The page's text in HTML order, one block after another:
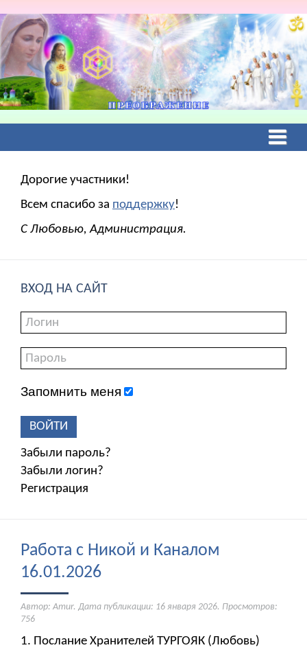
Дорогие участники!
Всем спасибо за поддержку!
С Любовью, Администрация.
ВХОД НА САЙТ
Запомнить меня
ВОЙТИ
Забыли пароль?
Забыли логин?
Регистрация
Работа с Никой и Каналом
16.01.2026
Автор: Amur. Дата публикации: 16 января 2026. Просмотров:
756
1. Послание Хранителей ТУРГОЯК (Любовь)